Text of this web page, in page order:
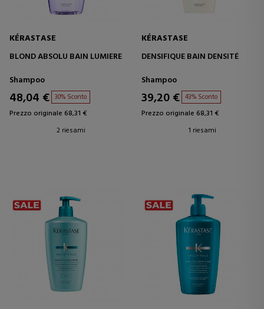
KÉRASTASE
BLOND ABSOLU BAIN LUMIERE
Shampoo
48,04 € 30% Sconto
Prezzo originale 68,31 €
2 riesami
KÉRASTASE
DENSIFIQUE BAIN DENSITÉ
Shampoo
39,20 € 43% Sconto
Prezzo originale 68,31 €
1 riesami